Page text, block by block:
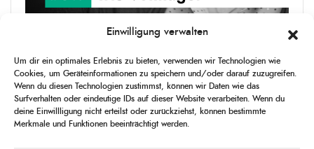
Einwilligung verwalten
Um dir ein optimales Erlebnis zu bieten, verwenden wir Technologien wie
Cookies, um Geräteinformationen zu speichern und/oder darauf zuzugreifen.
Wenn du diesen Technologien zustimmst, können wir Daten wie das
Surfverhalten oder eindeutige IDs auf dieser Website verarbeiten. Wenn du
deine Einwillligung nicht erteilst oder zurückziehst, können bestimmte
Merkmale und Funktionen beeinträchtigt werden.
Iris Völlnagel hat schon auf unterschiedlichen Kontinenten gelebt
und gearbeitet, spricht mehrere Sprachen und berichtet
leidenschaftlich gerne über das, was sie erlebt – als Journalistin,
[...]